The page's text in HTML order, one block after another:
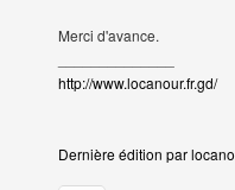
Merci d'avance.
http://www.locanour.fr.gd/
Dernière édition par